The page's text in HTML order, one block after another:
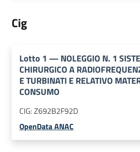
Cig
Lotto 1 — NOLEGGIO N. 1
CHIRURGICO A
E TURBINATI E RELATIVO
CONSUMO
CIG:Z692B2F92D
OpenData ANAC